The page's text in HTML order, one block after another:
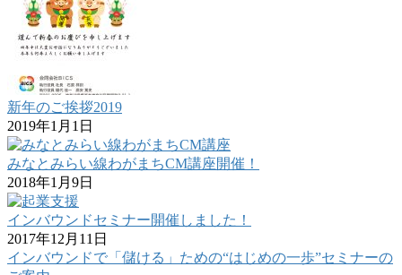
新年のご挨拶2019
2019年1月1日
みなとみらい線わがまちCM講座開催！
2018年1月9日
インバウンドセミナー開催しました！
2017年12月11日
インバウンドで「儲ける」ための“はじめの一歩”セミナーの